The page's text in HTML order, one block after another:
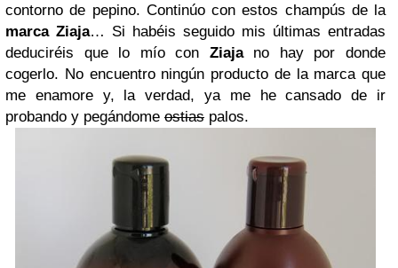
contorno de pepino. Continúo con estos champús de la
marca Ziaja… Si habéis seguido mis últimas entradas
deduciréis que lo mío con Ziajano hay por donde
cogerlo. No encuentro ningún producto de la marca que
me enamore y, la verdad, ya me he cansado de ir
probando y pegándome ostias palos.